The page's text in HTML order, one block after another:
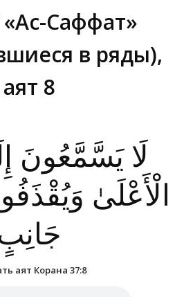
«Ас-Саффат»
в ряды),
аят 8
لَا يَسَّمَّعُونَ
الْأَعْلَىٰ
аят Корана 37:8